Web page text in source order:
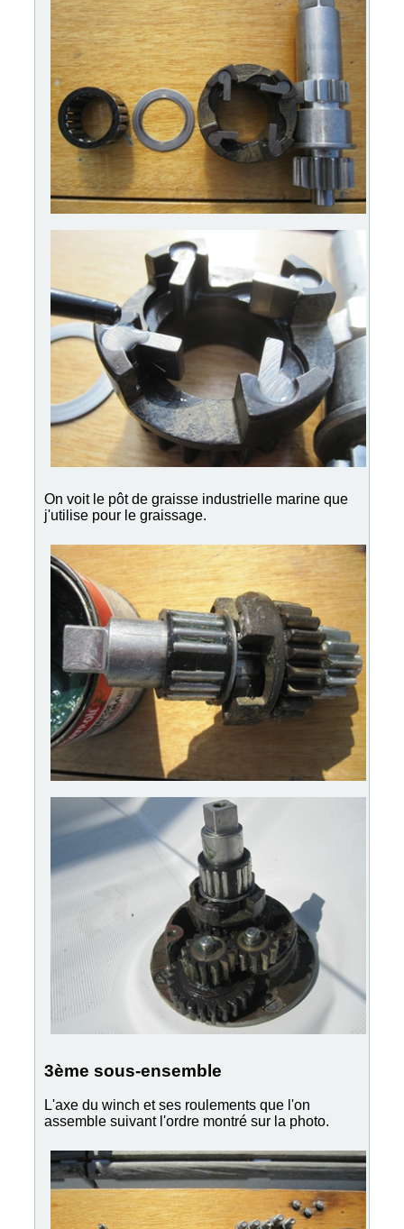
On voit le pôt de graisse industrielle marine que
j'utilise pour le graissage.
3ème sous-ensemble
L'axe du winch et ses roulements que l'on
assemble suivant l'ordre montré sur la photo.